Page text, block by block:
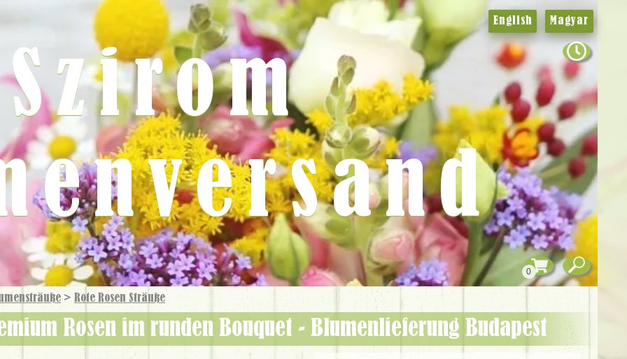
> Rote Rosen Sträuße
Rosen im runden Bouquet - Blumenlieferung Budapest
English Magyar
Szirom
0